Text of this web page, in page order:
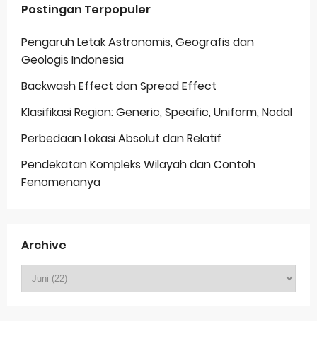
Postingan Terpopuler
Pengaruh Letak Astronomis, Geografis dan
Geologis Indonesia
Backwash Effect dan Spread Effect
Klasifikasi Region: Generic, Specific, Uniform, Nodal
Perbedaan Lokasi Absolut dan Relatif
Pendekatan Kompleks Wilayah dan Contoh
Fenomenanya
Archive